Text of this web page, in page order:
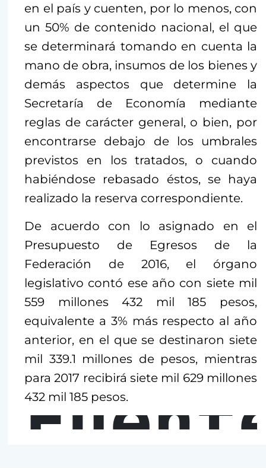
en el país y cuenten, por lo menos, con
un 50% de contenido nacional, el que
se determinará tomando en cuenta la
mano de obra, insumos de los bienes y
demás aspectos que determine la
Secretaría de Economía mediante
reglas de carácter general, o bien, por
encontrarse debajo de los umbrales
previstos en los tratados, o cuando
habiéndose rebasado éstos, se haya
realizado la reserva correspondiente.
De acuerdo con lo asignado en el
Presupuesto de Egresos de la
Federación de 2016, el órgano
legislativo contó ese año con siete mil
559 millones 432 mil 185 pesos,
equivalente a 3% más respecto al año
anterior, en el que se destinaron siete
mil 339.1 millones de pesos, mientras
para 2017 recibirá siete mil 629 millones
432 mil 185 pesos.